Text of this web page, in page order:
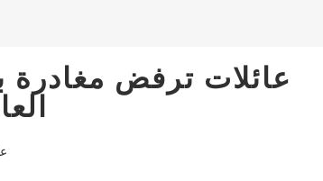
عائلات ترفض مغادرة